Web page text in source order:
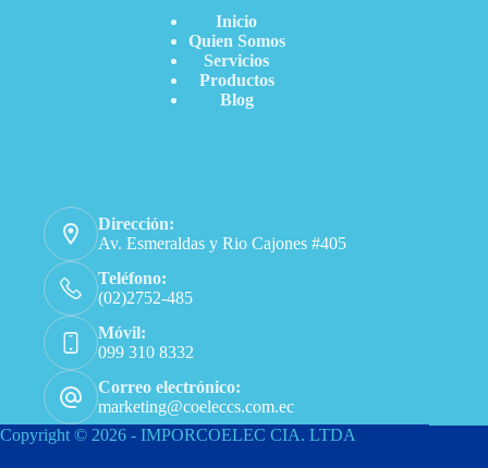
Inicio
Quien Somos
Servicios
Productos
Blog
Dirección:
Av. Esmeraldas y Rio Cajones #405
Teléfono:
(02)2752-485
Móvil:
099 310 8332
Correo electrónico:
marketing@coeleccs.com.ec
Copyright © 2026 - IMPORCOELEC CIA. LTDA